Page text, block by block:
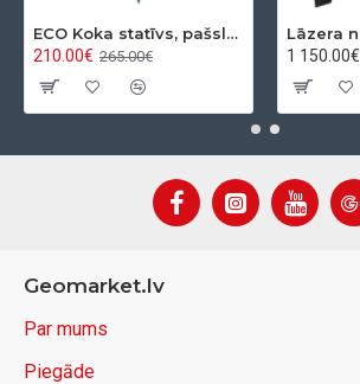
ECO Koka statīvs, pašslēdzošs, ar apaļo pamatni
210.00€ 265.00€
1 150.00€
Geomarket.lv
Par mums
Piegāde